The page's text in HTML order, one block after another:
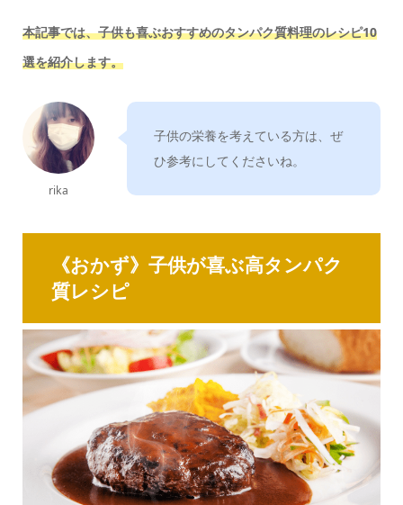
本記事では、子供も喜ぶおすすめのタンパク質料理のレシピ10
選を紹介します。
rika
子供の栄養を考えている方は、ぜ
ひ参考にしてくださいね。
《おかず》子供が喜ぶ高タンパク
質レシピ